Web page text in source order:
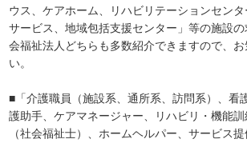
ウス、ケアホーム、リハビリテーションセン
サービス、地域包括支援センター」等の施設
会福祉法人どちらも多数紹介できますので、
い。
■「介護職員（施設系、通所系、訪問系）、看
護助手、ケアマネージャー、リハビリ・機能
（社会福祉士）、ホームヘルパー、サービス